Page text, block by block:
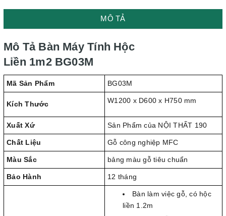
MÔ TẢ
Mô Tả Bàn Máy Tính Hộc
Liền 1m2 BG03M
Mã Sản Phẩm BG03M
Kích Thước W1200 x D600 x H750 mm
Xuất Xứ Sản Phẩm của NỘI THẤT 190
Chất Liệu Gỗ công nghiệp MFC
Màu Sắc bảng màu gỗ tiêu chuẩn
Bảo Hành 12 tháng
Bàn làm việc gỗ, có hộc
liền 1.2m